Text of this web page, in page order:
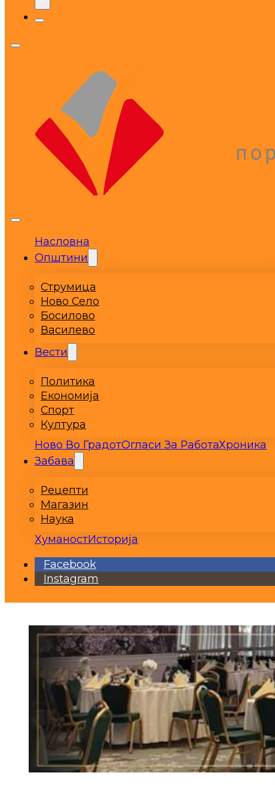
Насловна
Општини
Струмица
Ново Село
Босилово
Василево
Вести
Политика
Економија
Спорт
Култура
Ново Во ГрадотОгласи За РаботаХроника
Забава
Рецепти
Магазин
Наука
ХуманостИсторија
Facebook
Instagram